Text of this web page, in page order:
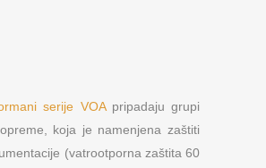
serije VOApripadaju grupi
koja je namenjena zaštiti
(vatrootporna zaštita 60